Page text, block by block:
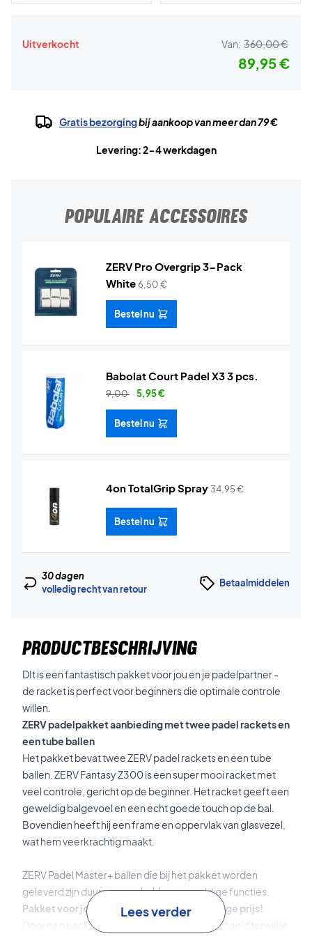
Uitverkocht Van: 360,00 €
89,95 €
Gratis bezorgingbij aankoop van meer dan 79 €
Levering: 2-4 werkdagen
POPULAIRE ACCESSOIRES
ZERV Pro Overgrip 3-Pack
White6,50€
Bestel nu
Babolat Court Padel X3 3 pcs.
9,00 5,95€
Bestel nu
4on TotalGrip Spray 34,95€
Bestel nu
30 dagen
volledig recht van retour
Betaalmiddelen
PRODUCTBESCHRIJVING
DIt is een fantastisch pakket voor jou en je padelpartner -
de racket is perfect voor beginners die optimale controle
willen.
ZERV padelpakket aanbieding met twee padel rackets en
een tube ballen
Het pakket bevat twee ZERV padel rackets en een tube
ballen. ZERV Fantasy Z300 is een super mooi racket met
veel controle, gericht op de beginner. Het racket geeft een
geweldig balgevoel en een echt goede touch op de bal.
Bovendien heeft hij een frame en oppervlak van glasvezel,
wat hem veerkrachtig maakt.
ZERV Padel Master+ ballen die bij het pakket worden
geleverd zijn duurzaam en hebben geweldige functies.
Pakket voor jou en je padel buddy - geweldige prijs!
Door een package deal te kopen, bespaart je geld terwijl je
Lees verder